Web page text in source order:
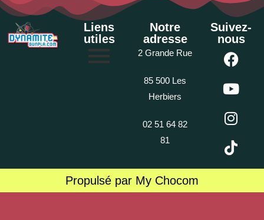
Liens
utiles
Notre
adresse
2 Grande Rue
85 500 Les
Herbiers
02 51 64 82
81
Suivez-
nous
Propulsé par My Chocom